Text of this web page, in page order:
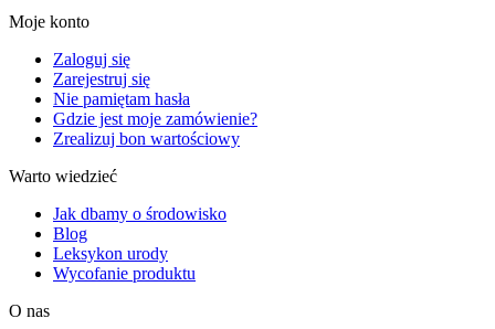
Moje konto
Zaloguj się
Zarejestruj się
Nie pamiętam hasła
Gdzie jest moje zamówienie?
Zrealizuj bon wartościowy
Warto wiedzieć
Jak dbamy o środowisko
Blog
Leksykon urody
Wycofanie produktu
O nas